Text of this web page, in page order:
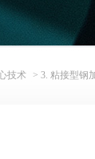
技术 > 3. 粘接型钢